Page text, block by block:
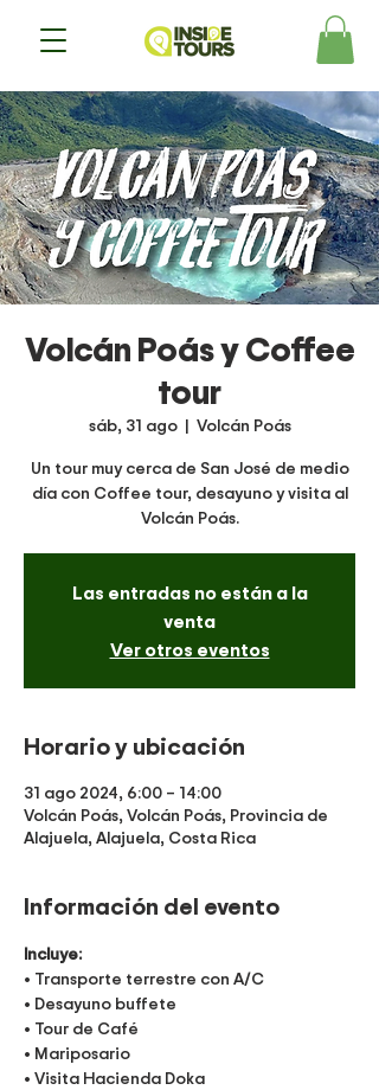
Volcán Poás y Coffee
tour
sáb, 31 ago
  |
Volcán Poás
Un tour muy cerca de San José de medio
día con Coffee tour, desayuno y visita al
Volcán Poás.
Las entradas no están a la
venta
Ver otros eventos
Horario y ubicación
31 ago 2024, 6:00 – 14:00
Volcán Poás, Volcán Poás, Provincia de
Alajuela, Alajuela, Costa Rica
Información del evento
Incluye:
• Transporte terrestre con A/C
• Desayuno buffete
• Tour de Café
• Mariposario
• Visita Hacienda Doka